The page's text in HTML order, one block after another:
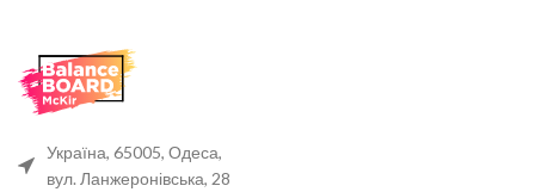
Україна, 65005, Одеса,
вул. Ланжеронівська, 28